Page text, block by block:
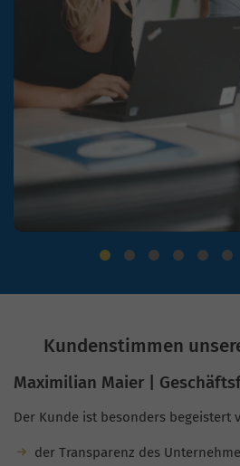
Kundenstimmen
Maximilian Maier |
Der Kunde ist besonders begeistert
der Transparenz des